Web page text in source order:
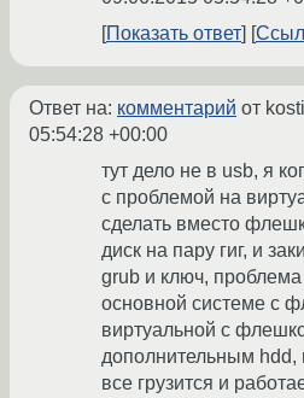
Показать ответ
Ответ на: комментарий от
05:54:28 +00:00
тут дело не в usb, я
с проблемой на
сделать вместо
диск на пару гиг, и
grub и ключ,
основной системе с
виртуальной с
дополнительным hdd,
все грузится и